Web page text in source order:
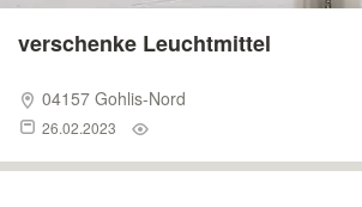
verschenke Leuchtmittel
04157 Gohlis-Nord
26.02.2023